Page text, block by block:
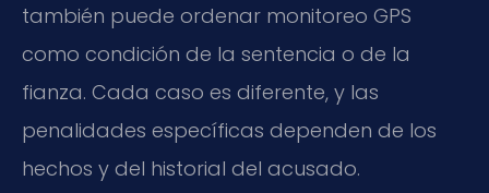
también puede ordenar monitoreo GPS
como condición de la sentencia o de la
fianza. Cada caso es diferente, y las
penalidades específicas dependen de los
hechos y del historial del acusado.